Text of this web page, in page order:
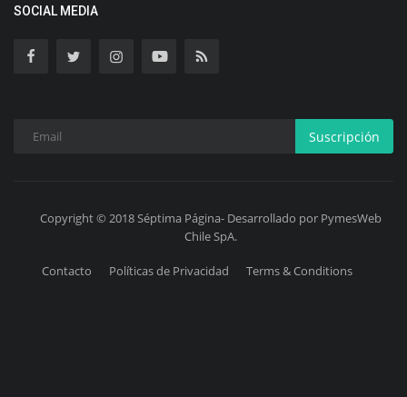
SOCIAL MEDIA
Suscripción
Copyright © 2018 Séptima Página- Desarrollado por PymesWeb
Chile SpA.
Contacto Políticas de Privacidad Terms & Conditions